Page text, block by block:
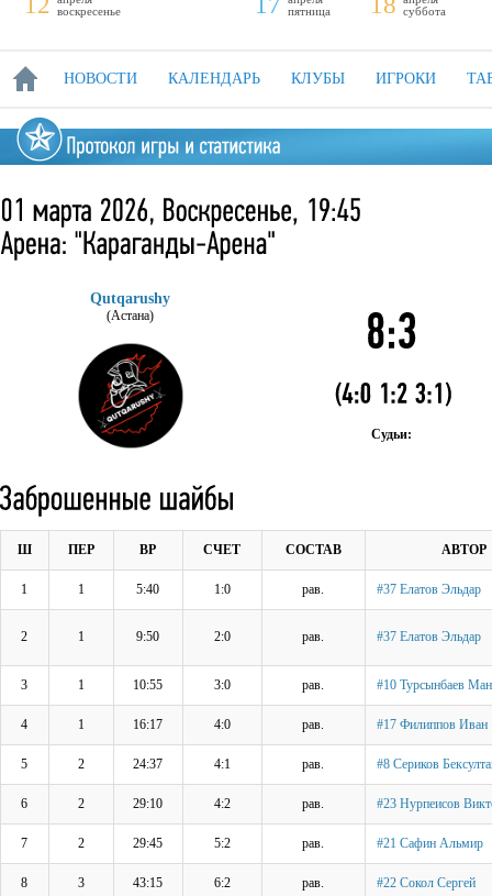
воскресенье
пятница
суббота
НОВОСТИ КАЛЕНДАРЬ КЛУБЫ ИГРОКИ
Qutqarushy
(Астана)
Судьи:
Ш ПЕР ВР СЧЕТ СОСТАВ АВТОР
1 1 5:40 1:0 рав. #37 Елатов Эльдар
2 1 9:50 2:0 рав. #37 Елатов Эльдар
3 1 10:55 3:0 рав. #10 Турсынбаев
4 1 16:17 4:0 рав. #17 Филиппов Иван
5 2 24:37 4:1 рав. #8 Сериков
6 2 29:10 4:2 рав. #23 Нурпеисов
7 2 29:45 5:2 рав. #21 Сафин Альмир
8 3 43:15 6:2 рав. #22 Сокол Сергей